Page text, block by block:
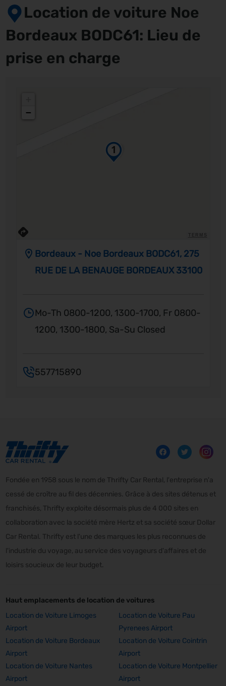
Location de voiture Noe
Bordeaux BODC61: Lieu de
prise en charge
−
Bordeaux - Noe Bordeaux BODC61, 275
RUE DE LA BENAUGE BORDEAUX 33100
Mo-Th 0800-1200, 1300-1700, Fr 0800-
1200, 1300-1800, Sa-Su Closed
557715890
Fondée en 1958 sous le nom de Thrifty Car Rental, l'entreprise n'a
cessé de croître au fil des décennies. Grâce à des sites détenus et
franchisés, Thrifty exploite désormais plus de 4 000 sites en
collaboration avec la société mère Hertz et sa société sœur Dollar
Car Rental. Thrifty est l'une des marques les plus reconnues de
l'industrie du voyage, au service des voyageurs d'affaires et de
loisirs soucieux de leur budget.
Haut emplacements de location de voitures
Location de Voiture Limoges
Airport
Location de Voiture Pau
Pyrenees Airport
Location de Voiture Bordeaux
Airport
Location de Voiture Cointrin
Airport
Location de Voiture Nantes
Airport
Location de Voiture Montpellier
Airport